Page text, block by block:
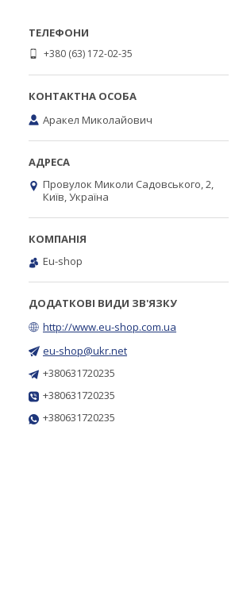
+380 (63) 172-02-35
Аракел Миколайович
Провулок Миколи Садовського, 2,
Київ, Україна
Eu-shop
http://www.eu-shop.com.ua
eu-shop@ukr.net
+380631720235
+380631720235
+380631720235